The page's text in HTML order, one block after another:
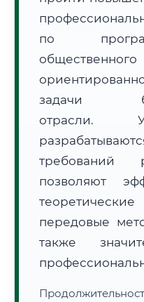
Расчет логистики оригиналов:
• Экспресс-доставка СДЭК /
📜 Документы и аккредитация
🔍Нажмите на
по
задачи
отрасли.
позволяют
передовые
также